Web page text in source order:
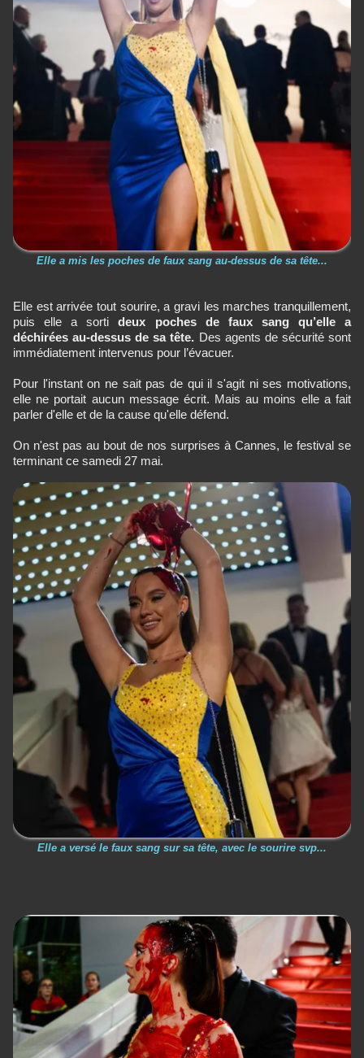
Elle a mis les poches de faux sang au-dessus de sa tête...
Elle est arrivée tout sourire, a gravi les marches tranquillement,
puis elle a sortideux poches de faux sang qu’elle a
déchirées au-dessus de sa tête. Des agents de sécurité sont
immédiatement intervenus pour l’évacuer.
Pour l'instant on ne sait pas de qui il s'agit ni ses motivations,
elle ne portait aucun message écrit. Mais au moins elle a fait
parler d'elle et de la cause qu'elle défend.
On n'est pas au bout de nos surprises à Cannes, le festival se
terminant ce samedi 27 mai.
Elle a versé le faux sang sur sa tête, avec le sourire svp...